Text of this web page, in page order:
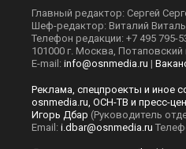
Главный редактор: Сергей
Шеф-редактор: Виталий
Телефон редакции: +7 495 795-
101000 г. Москва, Потаповский
E-mail: info@osnmedia.ru |
Реклама, спецпроекты и иное
osnmedia.ru, ОСН-ТВ и пресс-
Игорь Дбар (Руководитель
Email: i.dbar@osnmedia.ru